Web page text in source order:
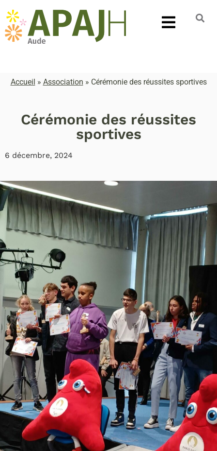
Accueil » Association » Cérémonie des réussites sportives
Cérémonie des réussites
sportives
6 décembre, 2024